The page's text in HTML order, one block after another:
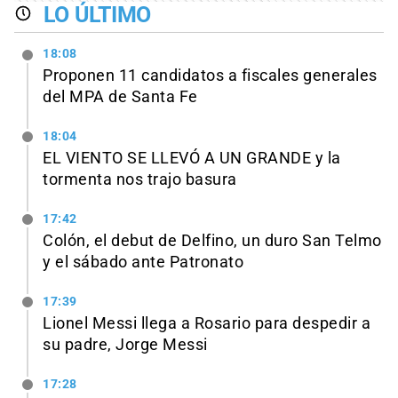
LO ÚLTIMO
18:08
Proponen 11 candidatos a fiscales generales
del MPA de Santa Fe
18:04
EL VIENTO SE LLEVÓ A UN GRANDE y la
tormenta nos trajo basura
17:42
Colón, el debut de Delfino, un duro San Telmo
y el sábado ante Patronato
17:39
Lionel Messi llega a Rosario para despedir a
su padre, Jorge Messi
17:28